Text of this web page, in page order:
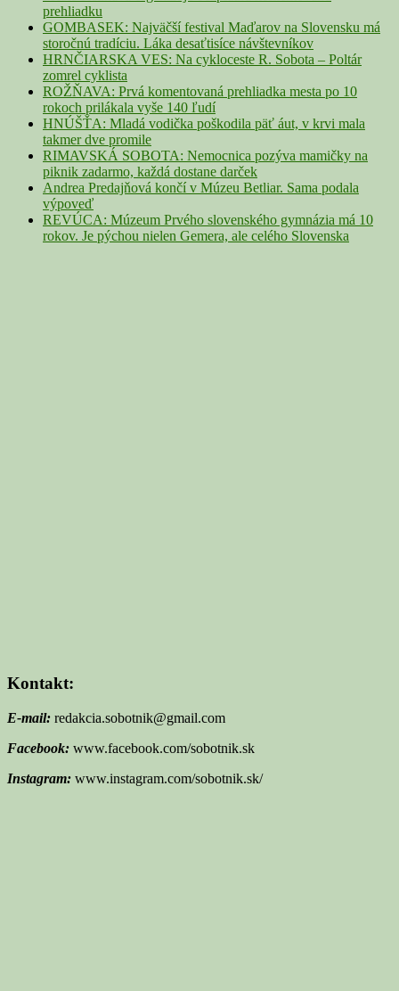
prehliadku
GOMBASEK: Najväčší festival Maďarov na Slovensku má
storočnú tradíciu. Láka desaťtisíce návštevníkov
HRNČIARSKA VES: Na cykloceste R. Sobota – Poltár
zomrel cyklista
ROŽŇAVA: Prvá komentovaná prehliadka mesta po 10
rokoch prilákala vyše 140 ľudí
HNÚŠŤA: Mladá vodička poškodila päť áut, v krvi mala
takmer dve promile
RIMAVSKÁ SOBOTA: Nemocnica pozýva mamičky na
piknik zadarmo, každá dostane darček
Andrea Predajňová končí v Múzeu Betliar. Sama podala
výpoveď
REVÚCA: Múzeum Prvého slovenského gymnázia má 10
rokov. Je pýchou nielen Gemera, ale celého Slovenska
Kontakt:
E-mail: redakcia.sobotnik@gmail.com
Facebook: www.facebook.com/sobotnik.sk
Instagram: www.instagram.com/sobotnik.sk/